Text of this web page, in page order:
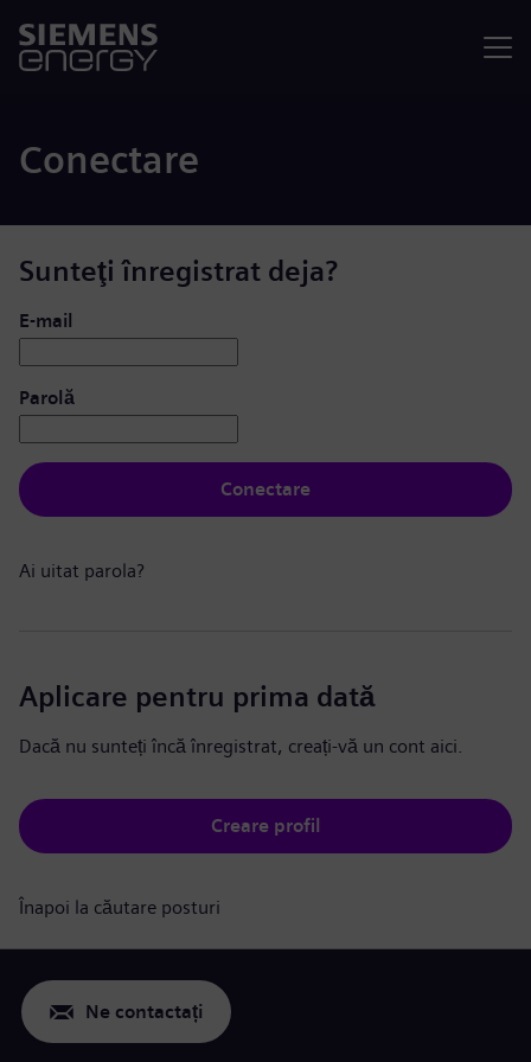
Conectare
Sunteţi înregistrat deja?
Conectare: utilizator și parolă
E-mail
Parolă
Conectare
Ai uitat parola?
Aplicare pentru prima dată
Dacă nu sunteți încă înregistrat, creați-vă un cont aici.
Creare profil
Înapoi la căutare posturi
Ne contactați